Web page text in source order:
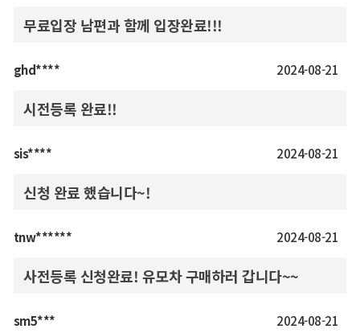
무료입장 남편과 함께 입장완료!!!
ghd**** 2024-08-21
시전등록 완료!!
sis**** 2024-08-21
신청 완료 했습니다~!
tnw****** 2024-08-21
사전등록 신청완료! 유모차 구매하러 갑니다~~
sm5*** 2024-08-21